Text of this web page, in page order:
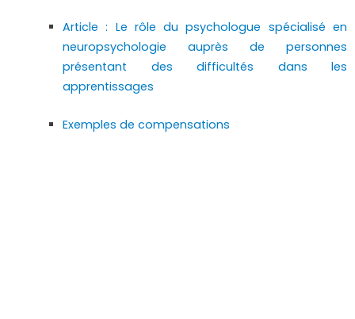
Article : Le rôle du psychologue spécialisé en
neuropsychologie auprès de personnes
présentant des difficultés dans les
apprentissages
Exemples de compensations